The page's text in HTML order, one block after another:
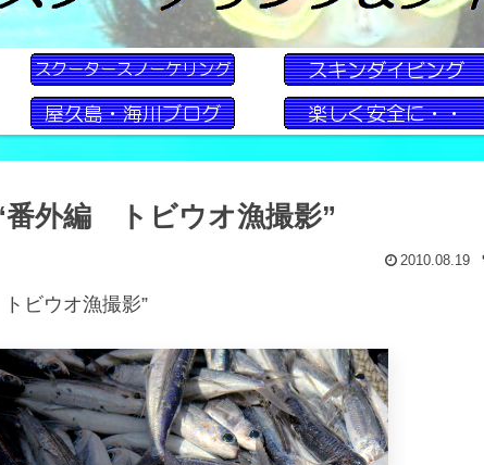
番外編 トビウオ漁撮影”
2010.08.19
ビウオ漁撮影”